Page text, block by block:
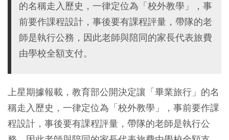
的名稱走入歷史，一律定位為「校外教學」，事
前要作課程設計，事後要有課程評量，帶隊的老
師是執行公務，因此老師與陪同的家長代表旅費
由學校全額支付。
上星期據報載，教育部公開決定讓「畢業旅行」的名
稱走入歷史，一律定位為「校外教學」，事前要作課
程設計，事後要有課程評量，帶隊的老師是執行公